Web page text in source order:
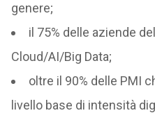
genere;
il 75% delle aziende
Cloud/AI/Big Data;
oltre il 90% delle PMI
livello base di intensità